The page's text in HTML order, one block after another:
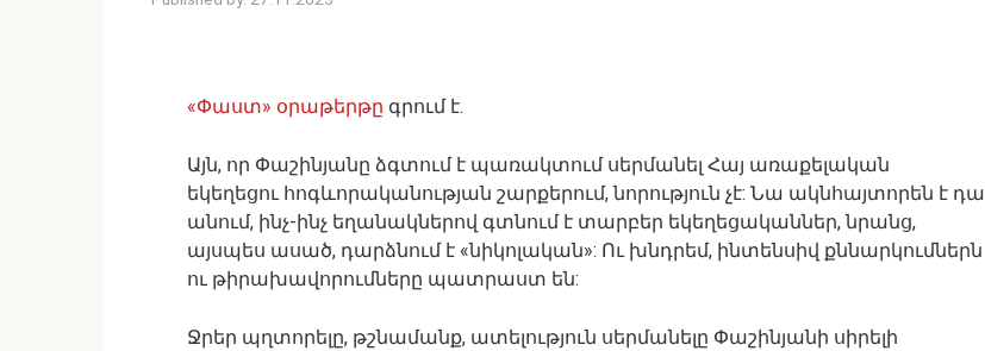
«Փաստ» օրաթերթը գրում է.
Այն, որ Փաշինյանը ձգտում է պառակտում սերմանել Հայ առաքելական
եկեղեցու հոգևորականության շարքերում, նորություն չէ: Նա ակնհայտորեն է դա
անում, ինչ-ինչ եղանակներով գտնում է տարբեր եկեղեցականներ, նրանց,
այսպես ասած, դարձնում է «նիկոլական»: Ու խնդրեմ, ինտենսիվ քննարկումներն
ու թիրախավորումները պատրաստ են:
Ջրեր պղտորելը, թշնամանք, ատելություն սերմանելը Փաշինյանի սիրելի